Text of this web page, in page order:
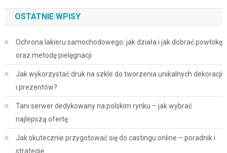
OSTATNIE WPISY
Ochrona lakieru samochodowego: jak działa i jak dobrać powłokę
oraz metodę pielęgnacji
Jak wykorzystać druk na szkle do tworzenia unikalnych dekoracji
i prezentów?
Tani serwer dedykowany na polskim rynku – jak wybrać
najlepszą ofertę
Jak skutecznie przygotować się do castingu online – poradnik i
strategie